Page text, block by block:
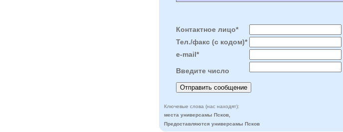
Контактное лицо*
Тел./факс (с кодом)*
e-mail*
Введите число
Ключевые слова (нас находят):
места универсамы Псков,
Предоставляются универсамы Псков